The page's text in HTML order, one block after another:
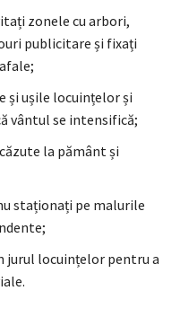
zonele cu arbori,
publicitare și fixați
și ușile locuințelor și
vântul se intensifică;
la pământ și
staționați pe malurile
jurul locuințelor pentru a